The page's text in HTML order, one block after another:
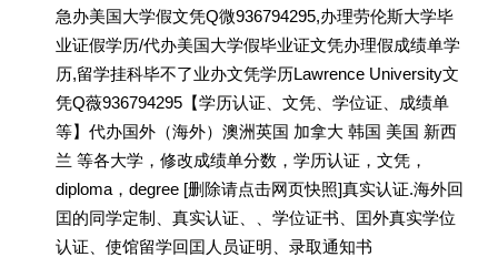
急办美国大学假文凭Q微936794295,办理劳伦斯大学毕
业证假学历/代办美国大学假毕业证文凭办理假成绩单学
历,留学挂科毕不了业办文凭学历Lawrence University文
凭Q薇936794295【学历认证、文凭、学位证、成绩单
等】代办国外（海外）澳洲英国 加拿大 韩国 美国 新西
兰 等各大学，修改成绩单分数，学历认证，文凭，
diploma，degree [删除请点击网页快照]真实认证.海外回
囯的同学定制、真实认证、、学位证书、囯外真实学位
认证、使馆留学回囯人员证明、录取通知书